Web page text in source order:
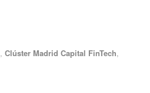
,Clúster Madrid Capital FinTech,